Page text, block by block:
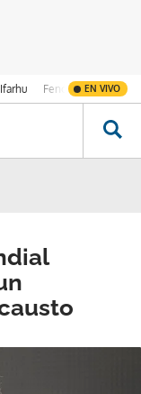
Ifarhu Fenómeno de El
EN VIVO